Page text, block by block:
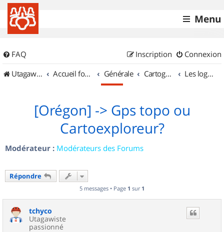
Menu
FAQ Connexion
Inscription
UtagawaVTT (Randos VTT et VTTAE avec traces GPS)
Accueil forum Générale Cartographie et GPS Les logiciels
[Orégon] -> Gps topo ou
Cartoexploreur?
Modérateur : Modérateurs des Forums
Répondre
5 messages • Page 1 sur 1
tchyco
Utagawiste
passionné